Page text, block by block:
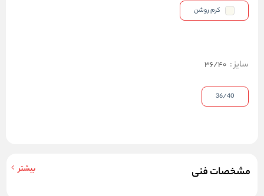
مشخصات فنی بیشتر
کرم روشن
سایز:
36/40
36/40